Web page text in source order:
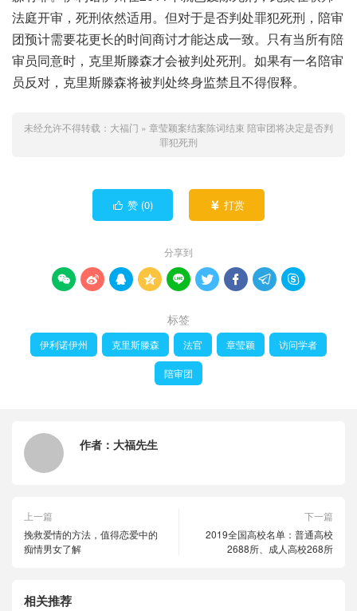
法庭开审，死刑依然适用。但对于是否判处罪犯死刑，陪审
团预计需要花更长的时间商讨才能达成一致。只有当所有陪
审员同意时，克里斯滕森才会被判处死刑。如果有一名陪审
员反对，克里斯滕森将被判处终身监禁且不得假释。
未经允许不得转载： 大福门 » 章莹颖案结案陈词结束 陪审团将决定是否判
罪犯死刑
 赞 (0)  打赏
分享到
        
标签
伊利诺伊州 克里斯滕森 法官 章莹颖 访问学者
陪审团
作者： 大福先生
上一篇
挽救爱情的方法，值得恋爱中的
痴情男女了解
下一篇
2019全国高校名单：普通高校
2688所、成人高校268所
相关推荐